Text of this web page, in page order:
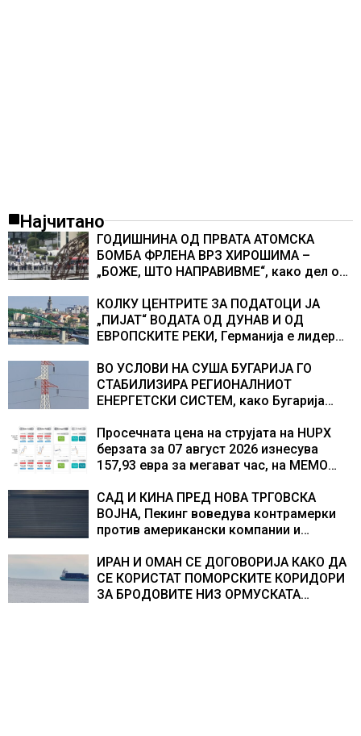
Најчитано
ГОДИШНИНА ОД ПРВАТА АТОМСКА
БОМБА ФРЛЕНА ВРЗ ХИРОШИМА –
„БОЖЕ, ШТО НАПРАВИВМЕ“, како дел од
учесниците во бомбардирањето го
доживуваа овој настан што го промени
текот на историјата
КОЛКУ ЦЕНТРИТЕ ЗА ПОДАТОЦИ ЈА
„ПИЈАТ“ ВОДАТА ОД ДУНАВ И ОД
ЕВРОПСКИТЕ РЕКИ, Германија е лидер
центри за податоци
ВО УСЛОВИ НА СУША БУГАРИЈА ГО
СТАБИЛИЗИРА РЕГИОНАЛНИОТ
ЕНЕРГЕТСКИ СИСТЕМ, како Бугарија
складирање на енергија од батерии
Просечната цена на струјата на HUPX
берзата за 07 август 2026 изнесува
157,93 евра за мегават час, на МЕМО
САД И КИНА ПРЕД НОВА ТРГОВСКА
ВОЈНА, Пекинг воведува контрамерки
против американски компании и
ИРАН И ОМАН СЕ ДОГОВОРИЈА КАКО ДА
СЕ КОРИСТАТ ПОМОРСКИТЕ КОРИДОРИ
ЗА БРОДОВИТЕ НИЗ ОРМУСКАТА